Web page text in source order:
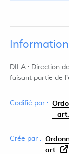
DILA : Direction
faisant partie de
Codifié par :
- art.
Crée par :
art.